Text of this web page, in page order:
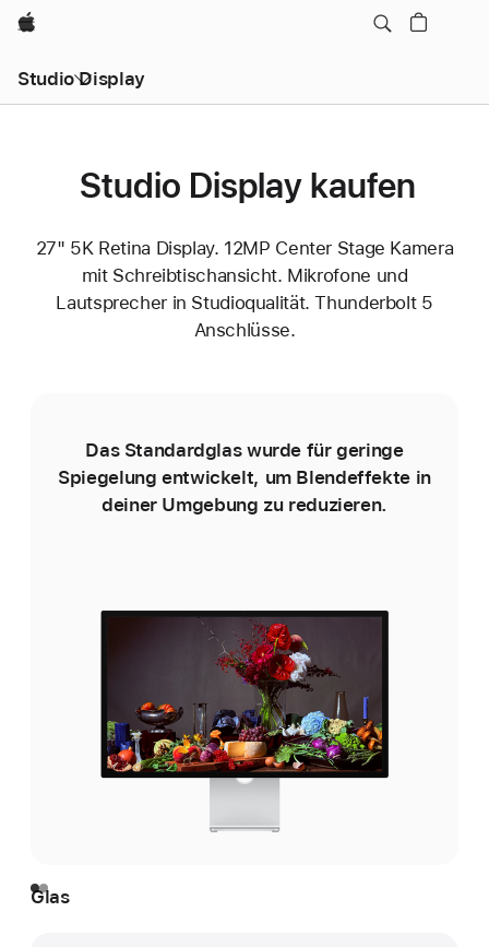
Apple
Studio Display
Studio Display kaufen
27" 5K Retina Display. 12MP Center Stage Kamera
mit Schreibtischansicht. Mikrofone und
Lautsprecher in Studioqualität. Thunderbolt 5
Anschlüsse.
Das Standardglas wurde für geringe
Spiegelung entwickelt, um Blend­effekte in
deiner Umgebung zu reduzieren.
Glas